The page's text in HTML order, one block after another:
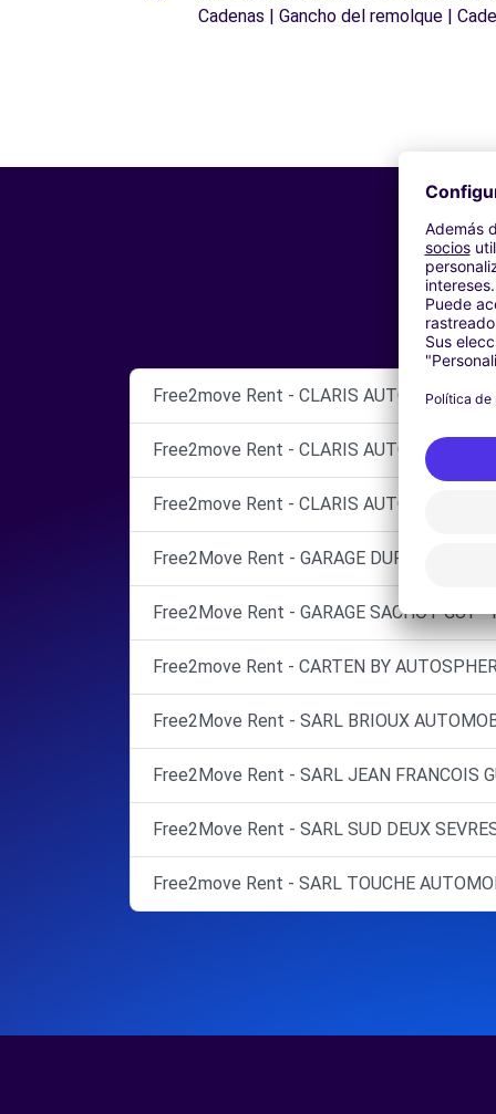
Cadenas | Gancho del remolque |
Free2move Rent - CLARIS AUTOMOBILES
Free2move Rent - CLARIS AUTOMOBILES
Free2move Rent - CLARIS AUTOMOBILES
Free2Move Rent - GARAGE DUPONT -
Free2Move Rent - GARAGE SACHOT GUY -
Free2move Rent - CARTEN BY
Free2Move Rent - SARL BRIOUX
Free2Move Rent - SARL JEAN FRANCOIS
Free2Move Rent - SARL SUD DEUX
Free2move Rent - SARL TOUCHE